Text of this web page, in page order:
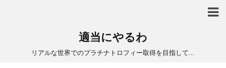
適当にやるわ
リアルな世界でのプラチナトロフィー取得を目指して...